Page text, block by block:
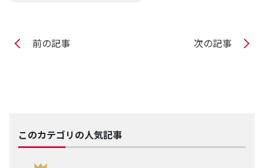
前の記事 次の記事
このカテゴリの人気記事